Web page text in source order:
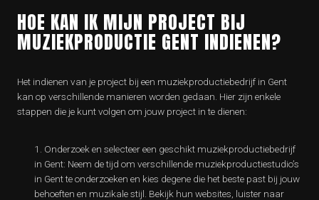
HOE KAN IK MIJN PROJECT BIJ
MUZIEKPRODUCTIE GENT INDIENEN?
Het indienen van je project bij een muziekproductiebedrijf in Gent
kan op verschillende manieren worden gedaan. Hier zijn enkele
stappen die je kunt volgen om jouw project in te dienen:
Onderzoek en selecteer een geschikt muziekproductiebedrijf
in Gent: Neem de tijd om verschillende muziekproductiestudio’s
in Gent te onderzoeken en kies degene die het beste past bij jouw
behoeften en muzikale stijl. Bekijk hun websites, luister naar